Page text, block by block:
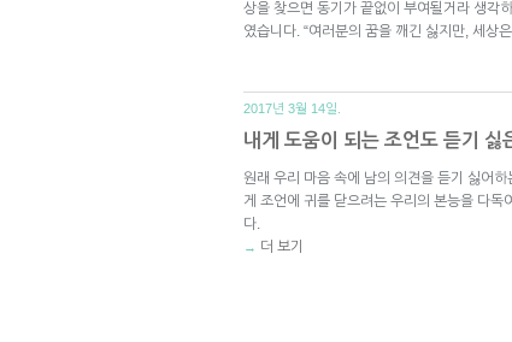
상을 찾으면 동기가 끝없이 부여될거라 생각
였습니다. “여러분의 꿈을 깨긴 싫지만, 세상
2017년 3월 14일.
내게 도움이 되는 조언도 듣기 싫
원래 우리 마음 속에 남의 의견을 듣기 싫어
게 조언에 귀를 닫으려는 우리의 본능을 다독
다.
→ 더 보기